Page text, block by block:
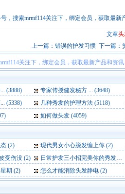
，搜索mrmf114关注下，绑定会员，获取最新
文章
上一篇： 错误的护发习惯 下一篇：
关注下，绑定会员，获取最新产品和资讯
(3888) 专家传授健发秘方 ... (3648)
(5338) 几种秀发的护理方法 (5118)
如何做头发 (4059)
(2) 现代男女小心脱发缠上你 (2)
受伤没 (2) 日常护发三小招完美你的秀发 (2)
期 (2) 怎么才能消除头发静电 (2)